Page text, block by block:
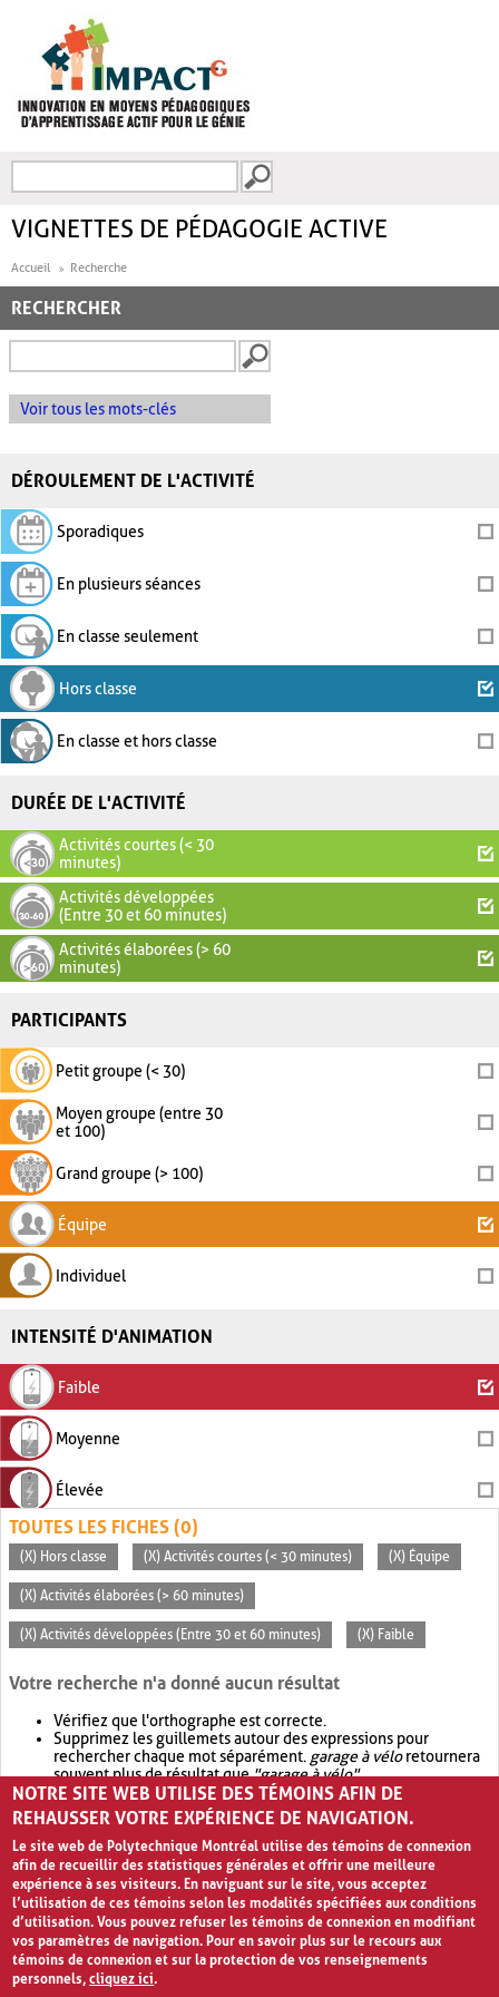
FORMULAIRE DE
VIGNETTES DE PÉDAGOGIE ACTIVE
Accueil Recherche
RECHERCHER
Voir tous les mots-clés
DÉROULEMENT DE L'ACTIVITÉ
Sporadiques
En plusieurs séances
En classe seulement
Hors classe
En classe et hors classe
DURÉE DE L'ACTIVITÉ
Activités courtes (< 30
minutes)
Activités développées
(Entre 30 et 60 minutes)
Activités élaborées (> 60
minutes)
PARTICIPANTS
Petit groupe (< 30)
Moyen groupe (entre 30
et 100)
Grand groupe (> 100)
Équipe
Individuel
INTENSITÉ D'ANIMATION
Faible
Moyenne
Élevée
TOUTES LES FICHES (0)
(X) Hors classe (X) Activités courtes (< 30 minutes) (X) Équipe
(X) Activités élaborées (> 60 minutes)
(X) Activités développées (Entre 30 et 60 minutes) (X) Faible
Votre recherche n'a donné aucun résultat
Vérifiez que l'orthographe est correcte.
Supprimez les guillemets autour des expressions pour
rechercher chaque mot séparément. garage à véloretournera
souvent plus de résultat que"garage à vélo".
Envisagez d'élargir votre recherche avec OR.garage OR vélo
retournera souvent plus de résultat quegarage à vélo
NOTRE SITE WEB UTILISE DES TÉMOINS AFIN DE
REHAUSSER VOTRE EXPÉRIENCE DE NAVIGATION.
Le site web de Polytechnique Montréal utilise des témoins de connexion
afin de recueillir des statistiques générales et offrir une meilleure
expérience à ses visiteurs. En naviguant sur le site, vous acceptez
l’utilisation de ces témoins selon les modalités spécifiées aux conditions
d’utilisation. Vous pouvez refuser les témoins de connexion en modifiant
vos paramètres de navigation. Pour en savoir plus sur le recours aux
témoins de connexion et sur la protection de vos renseignements
personnels,cliquez ici.